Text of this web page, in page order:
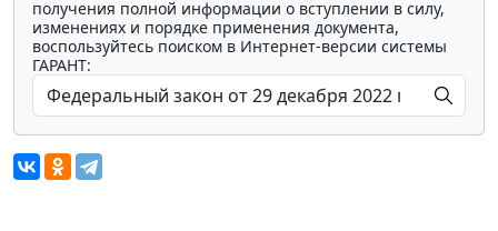
получения полной информации о вступлении в силу,
изменениях и порядке применения документа,
воспользуйтесь поиском в Интернет-версии системы
ГАРАНТ: